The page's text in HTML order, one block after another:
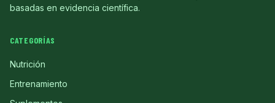
basadas en evidencia científica.
CATEGORÍAS
Nutrición
Entrenamiento